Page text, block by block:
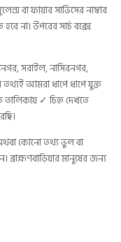
বা ফায়ার সার্ভিসের নাম্বার
না। উপরের সার্চ বক্সে
সরাইল, নাসিরনগর,
আমরা ধাপে ধাপে যুক্ত
তালিকায় ✓ চিহ্ন দেখতে
কোনো তথ্য ভুল বা
মানুষের জন্য